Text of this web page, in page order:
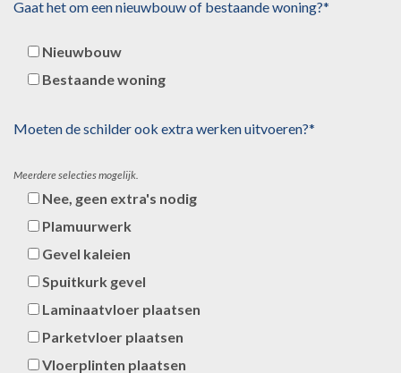
Gaat het om een nieuwbouw of bestaande woning?*
Nieuwbouw
Bestaande woning
Moeten de schilder ook extra werken uitvoeren?*
Meerdere selecties mogelijk.
Nee, geen extra's nodig
Plamuurwerk
Gevel kaleien
Spuitkurk gevel
Laminaatvloer plaatsen
Parketvloer plaatsen
Vloerplinten plaatsen